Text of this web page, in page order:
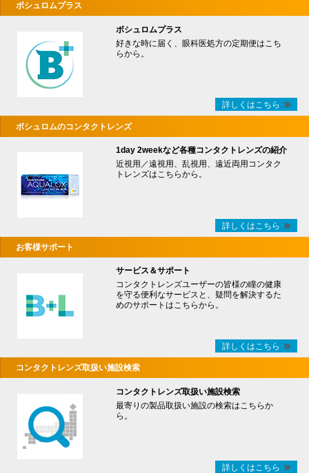
ボシュロムプラス
ボシュロムプラス
好きな時に届く、眼科医処方の定期便はこち
らから。
詳しくはこちら
ボシュロムのコンタクトレンズ
1day 2weekなど各種コンタクトレンズの紹介
近視用／遠視用、乱視用、遠近両用コンタク
トレンズはこちらから。
詳しくはこちら
お客様サポート
サービス＆サポート
コンタクトレンズユーザーの皆様の瞳の健康
を守る便利なサービスと、疑問を解決するた
めのサポートはこちらから。
詳しくはこちら
コンタクトレンズ取扱い施設検索
コンタクトレンズ取扱い施設検索
最寄りの製品取扱い施設の検索はこちらか
ら。
詳しくはこちら